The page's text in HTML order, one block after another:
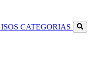
ISOS CATEGORIAS